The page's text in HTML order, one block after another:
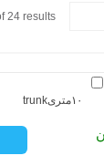
24 results
۱۰متریtrunk